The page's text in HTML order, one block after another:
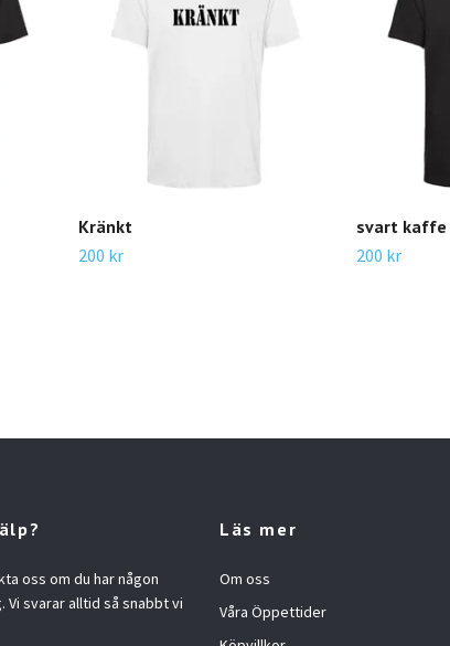
Kränkt
200 kr
svart kaffe
200 kr
oss om du har någon
Vi svarar alltid så snabbt vi
Läs mer
Om oss
Våra Öppettider